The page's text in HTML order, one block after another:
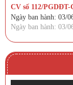
CV số 112/PGDĐT-
Ngày ban hành: 03/
Ngày ban hành: 03/